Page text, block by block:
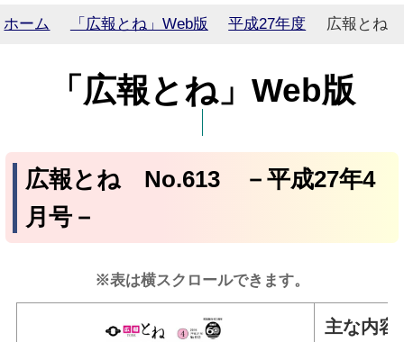
ホーム 「広報とね」Web版 平成27年度 広報とね
「広報とね」Web版
広報とね No.613 －平成27年4
月号－
※表は横スクロールできます。
主な内容